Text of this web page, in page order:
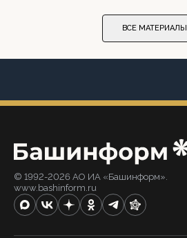
ВСЕ МАТЕРИАЛЫ
© 1992-2026 АО ИА «Башинформ».
www.bashinform.ru